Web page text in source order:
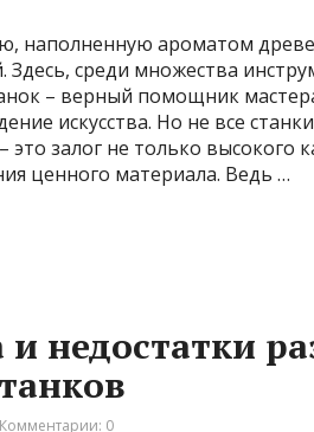
наполненную ароматом
среди множества
– верный помощник
искусства. Но не все
залог не только высокого
ценного материала. Ведь …
недостатки
Комментарии: 0